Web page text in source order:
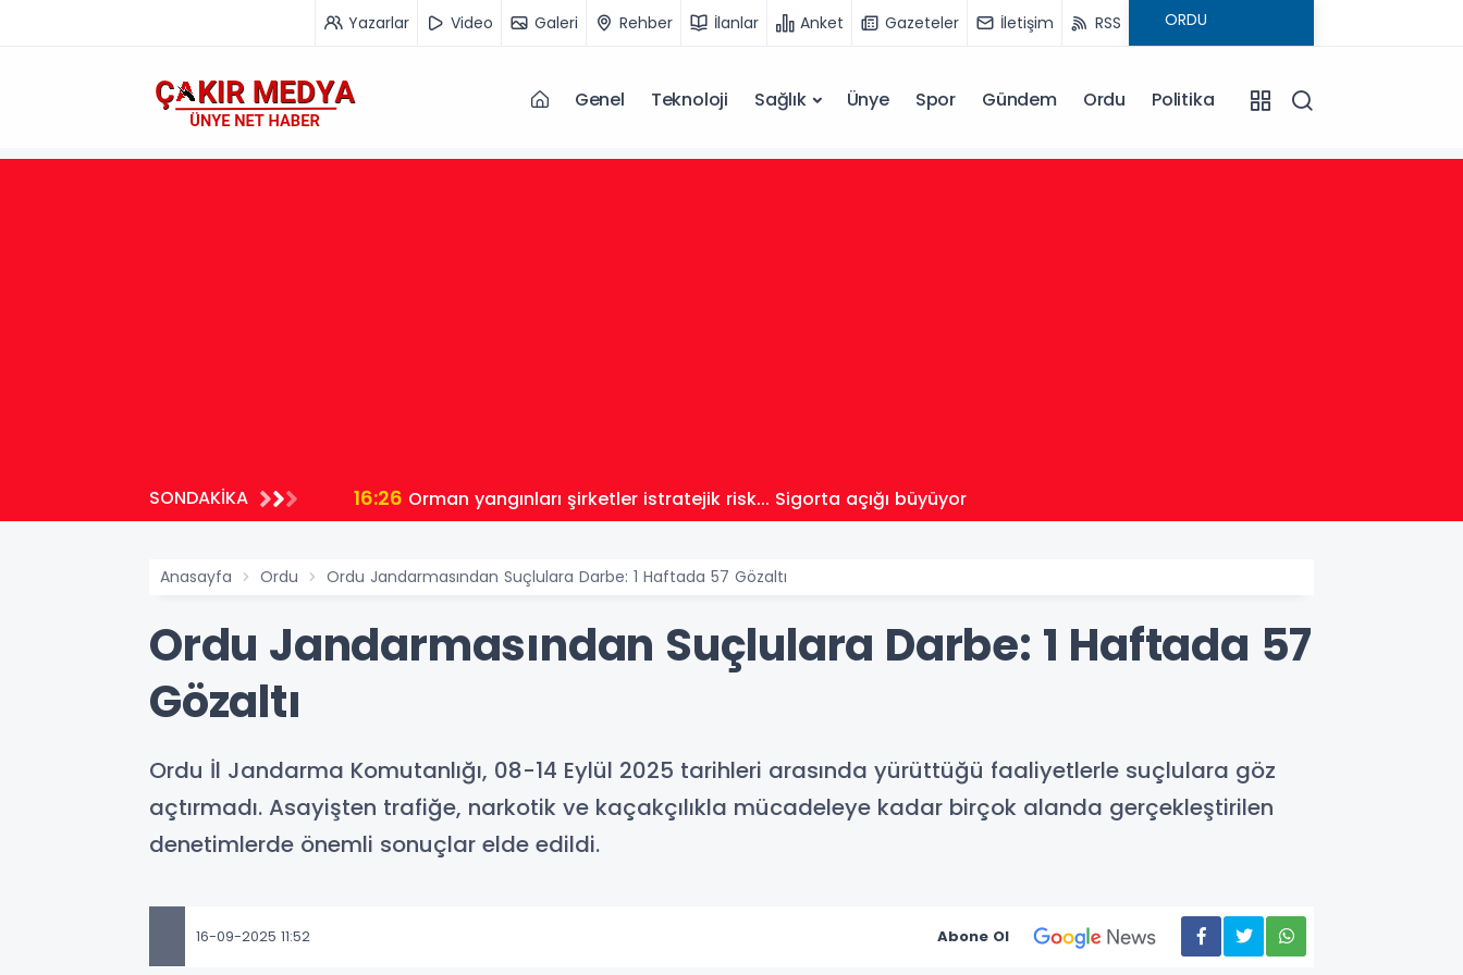
Yazarlar Video Galeri Rehber İlanlar Anket Gazeteler İletişim RSS
Genel Teknoloji Sağlık Ünye Spor Gündem Ordu Politika
SONDAKİKA 16:20 Sakarya'da ‘Ortaköy Barajı’ için çalışmalar başladı
Anasayfa Ordu Ordu Jandarmasından Suçlulara Darbe: 1 Haftada 57 Gözaltı
Ordu Jandarmasından Suçlulara Darbe: 1 Haftada 57
Gözaltı
Ordu İl Jandarma Komutanlığı, 08-14 Eylül 2025 tarihleri arasında yürüttüğü faaliyetlerle suçlulara göz
açtırmadı. Asayişten trafiğe, narkotik ve kaçakçılıkla mücadeleye kadar birçok alanda gerçekleştirilen
denetimlerde önemli sonuçlar elde edildi.
16-09-2025 11:52 Abone Ol